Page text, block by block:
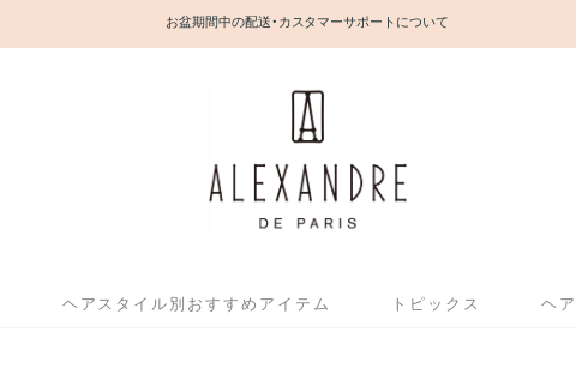
お盆期間中の配送・カスタマーサポートについて
ヘアスタイル別おすすめアイテム トピックス ヘ